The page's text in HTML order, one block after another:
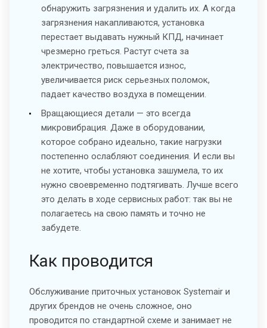
обнаружить загрязнения и удалить их. А когда
загрязнения накапливаются, установка
перестает выдавать нужный КПД, начинает
чрезмерно греться. Растут счета за
электричество, повышается износ,
увеличивается риск серьезных поломок,
падает качество воздуха в помещении.
Вращающиеся детали — это всегда
микровибрация. Даже в оборудовании,
которое собрано идеально, такие нагрузки
постепенно ослабляют соединения. И если вы
не хотите, чтобы установка зашумела, то их
нужно своевременно подтягивать. Лучше всего
это делать в ходе сервисных работ: так вы не
полагаетесь на свою память и точно не
забудете.
Как проводится
Обслуживание приточных установок Systemair и
других брендов не очень сложное, оно
проводится по стандартной схеме и занимает не